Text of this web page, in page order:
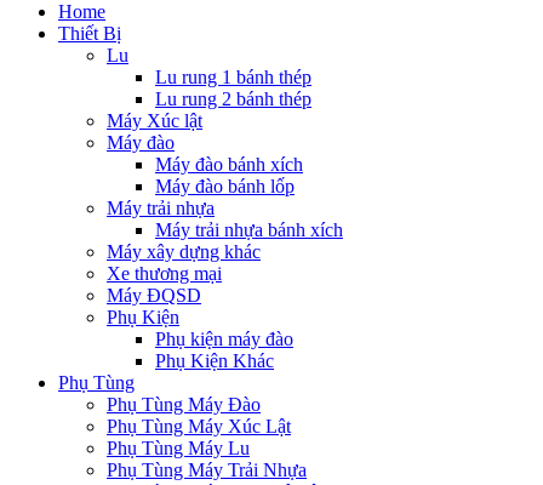
Home
Thiết Bị
Lu
Lu rung 1 bánh thép
Lu rung 2 bánh thép
Máy Xúc lật
Máy đào
Máy đào bánh xích
Máy đào bánh lốp
Máy trải nhựa
Máy trải nhựa bánh xích
Máy xây dựng khác
Xe thương mại
Máy ĐQSD
Phụ Kiện
Phụ kiện máy đào
Phụ Kiện Khác
Phụ Tùng
Phụ Tùng Máy Đào
Phụ Tùng Máy Xúc Lật
Phụ Tùng Máy Lu
Phụ Tùng Máy Trải Nhựa